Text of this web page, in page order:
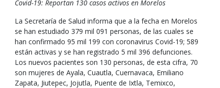
Covid-19: Reportan 130 casos activos en Morelos
La Secretaría de Salud informa que a la fecha en Morelos
se han estudiado 379 mil 091 personas, de las cuales se
han confirmado 95 mil 199 con coronavirus Covid-19; 589
están activas y se han registrado 5 mil 396 defunciones.
Los nuevos pacientes son 130 personas, de esta cifra, 70
son mujeres de Ayala, Cuautla, Cuernavaca, Emiliano
Zapata, Jiutepec, Jojutla, Puente de Ixtla, Temixco,